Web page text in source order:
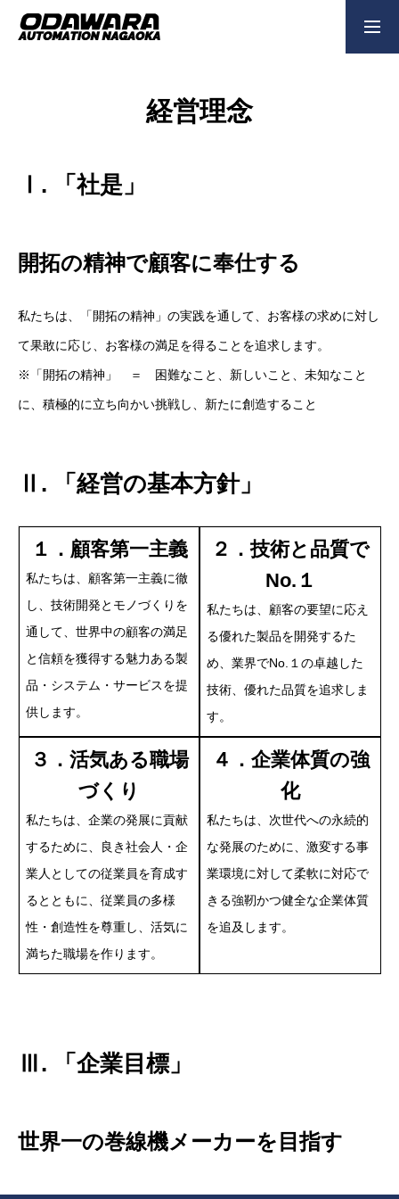
メッセージ
先輩社員
アクセス
お知らせ
株式会社小田原エンジニアリング
経営理念
Ⅰ. 「社是」
開拓の精神で顧客に奉仕する
私たちは、「開拓の精神」の実践を通して、お客様の求めに対し
て果敢に応じ、お客様の満足を得ることを追求します。
※「開拓の精神」 ＝ 困難なこと、新しいこと、未知なこと
に、積極的に立ち向かい挑戦し、新たに創造すること
Ⅱ. 「経営の基本方針」
１．顧客第一主義
私たちは、顧客第一主義に徹
し、技術開発とモノづくりを
通して、世界中の顧客の満足
と信頼を獲得する魅力ある製
品・システム・サービスを提
供します。
２．技術と品質で
No.１
私たちは、顧客の要望に応え
る優れた製品を開発するた
め、業界でNo.１の卓越した
技術、優れた品質を追求しま
す。
３．活気ある職場
づくり
私たちは、企業の発展に貢献
するために、良き社会人・企
業人としての従業員を育成す
るとともに、従業員の多様
性・創造性を尊重し、活気に
満ちた職場を作ります。
４．企業体質の強
化
私たちは、次世代への永続的
な発展のために、激変する事
業環境に対して柔軟に対応で
きる強靭かつ健全な企業体質
を追及します。
Ⅲ. 「企業目標」
世界一の巻線機メーカーを目指す